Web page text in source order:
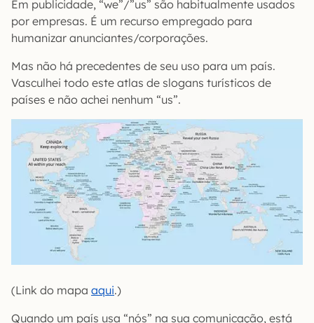
Em publicidade, “we”/”us” são habitualmente usados
por empresas. É um recurso empregado para
humanizar anunciantes/corporações.
Mas não há precedentes de seu uso para um país.
Vasculhei todo este atlas de slogans turísticos de
países e não achei nenhum “us”.
(Link do mapa aqui.)
Quando um país usa “nós” na sua comunicação, está